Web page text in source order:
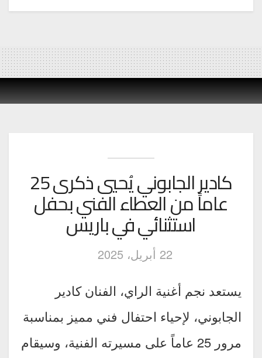
كادير الجابوني يُحيي ذكرى 25
عاماً من العطاء الفني بحفل
استثنائي في باريس
22 أبريل، 2025
يستعد نجم أغنية الراي، الفنان كادير
الجابوني، لإحياء احتفال فني مميز بمناسبة
مرور 25 عاماً على مسيرته الفنية، وسيقام